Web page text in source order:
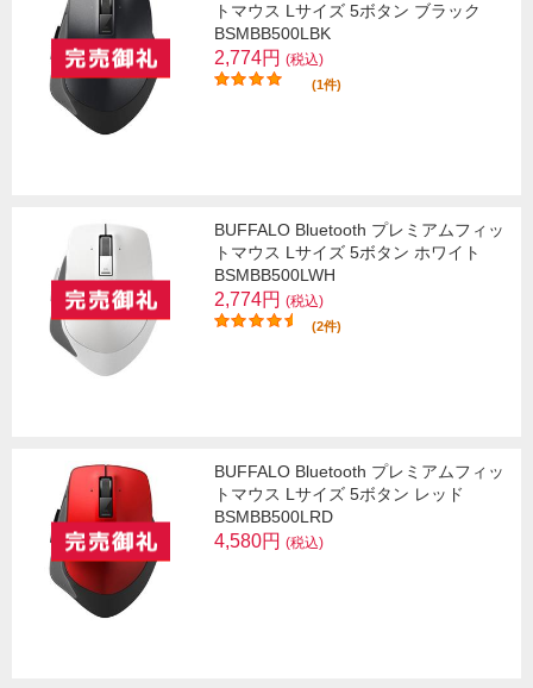
トマウス Lサイズ 5ボタン ブラック
BSMBB500LBK
2,774円 (税込)
(1件)
BUFFALO Bluetooth プレミアムフィッ
トマウス Lサイズ 5ボタン ホワイト
BSMBB500LWH
2,774円 (税込)
(2件)
BUFFALO Bluetooth プレミアムフィッ
トマウス Lサイズ 5ボタン レッド
BSMBB500LRD
4,580円 (税込)